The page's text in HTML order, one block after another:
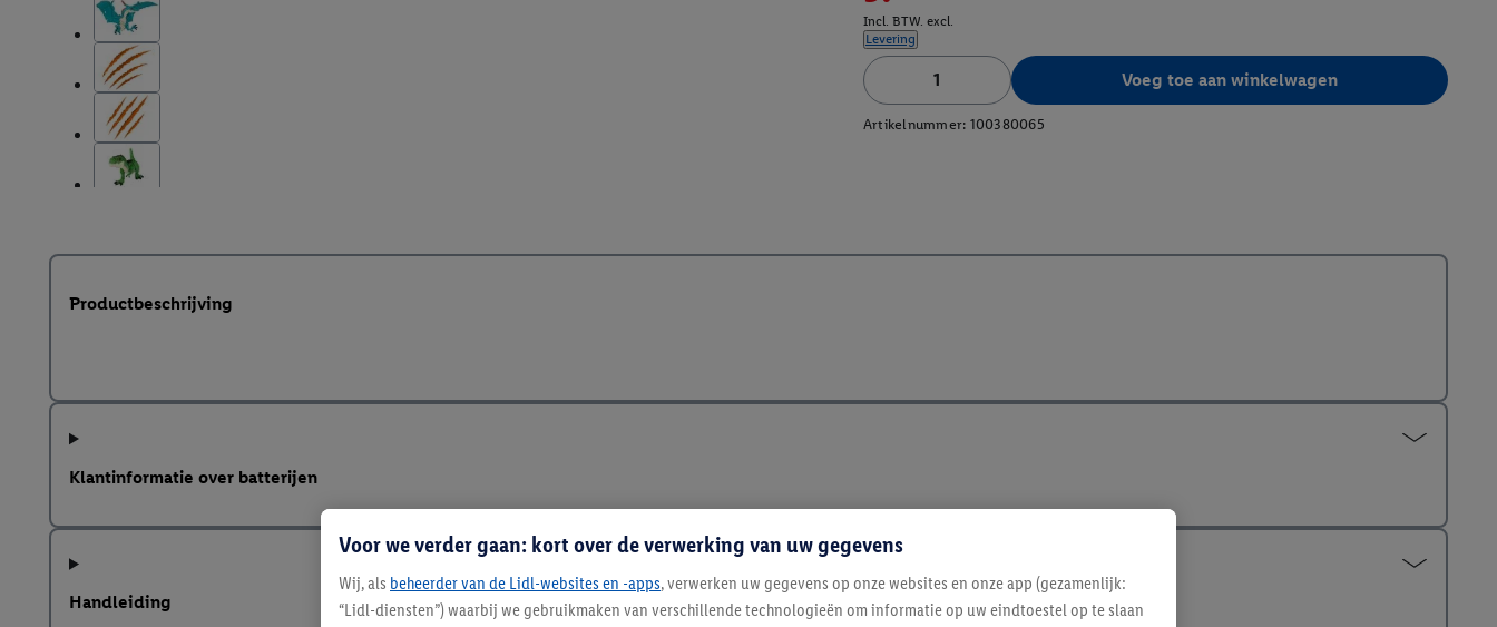
Incl. BTW. excl.
Levering
Voeg toe aan winkelwagen
Artikelnummer: 100380065
Productbeschrijving
Klantinformatie over batterijen
Handleiding
Voor we verder gaan: kort over de verwerking van uw gegevens
Wij, als beheerder van de Lidl-websites en -apps, verwerken uw gegevens op onze websites en onze app (gezamenlijk:
“Lidl-diensten”) waarbij we gebruikmaken van verschillende technologieën om informatie op uw eindtoestel op te slaan